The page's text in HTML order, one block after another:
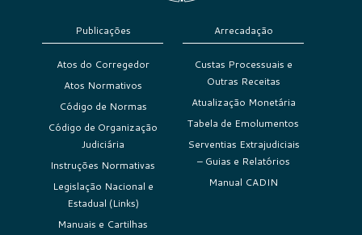
Publicações
Atos do Corregedor
Atos Normativos
Código de Normas
Código de Organização
Judiciária
Instruções Normativas
Legislação Nacional e
Estadual (Links)
Manuais e Cartilhas
Arrecadação
Custas Processuais e
Outras Receitas
Atualização Monetária
Tabela de Emolumentos
Serventias Extrajudiciais
– Guias e Relatórios
Manual CADIN